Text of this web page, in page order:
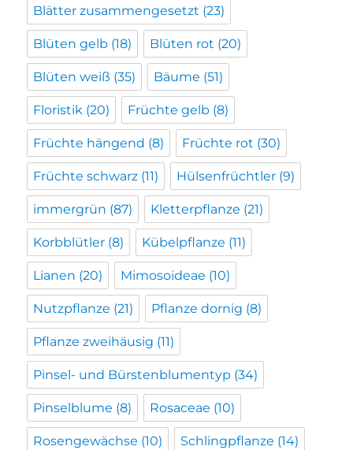
Blätter zusammengesetzt (23)
Blüten gelb (18) Blüten rot (20)
Blüten weiß (35) Bäume (51)
Floristik (20) Früchte gelb (8)
Früchte hängend (8) Früchte rot (30)
Früchte schwarz (11) Hülsenfrüchtler (9)
immergrün (87) Kletterpflanze (21)
Korbblütler (8) Kübelpflanze (11)
Lianen (20) Mimosoideae (10)
Nutzpflanze (21) Pflanze dornig (8)
Pflanze zweihäusig (11)
Pinsel- und Bürstenblumentyp (34)
Pinselblume (8) Rosaceae (10)
Rosengewächse (10) Schlingpflanze (14)